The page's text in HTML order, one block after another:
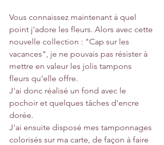
Vous connaissez maintenant à quel
point j'adore les fleurs. Alors avec cette
nouvelle collection : "Cap sur les
vacances", je ne pouvais pas résister à
mettre en valeur les jolis tampons
fleurs qu'elle offre.
J'ai donc réalisé un fond avec le
pochoir et quelques tâches d'encre
dorée.
J'ai ensuite disposé mes tamponnages
colorisés sur ma carte, de façon à faire